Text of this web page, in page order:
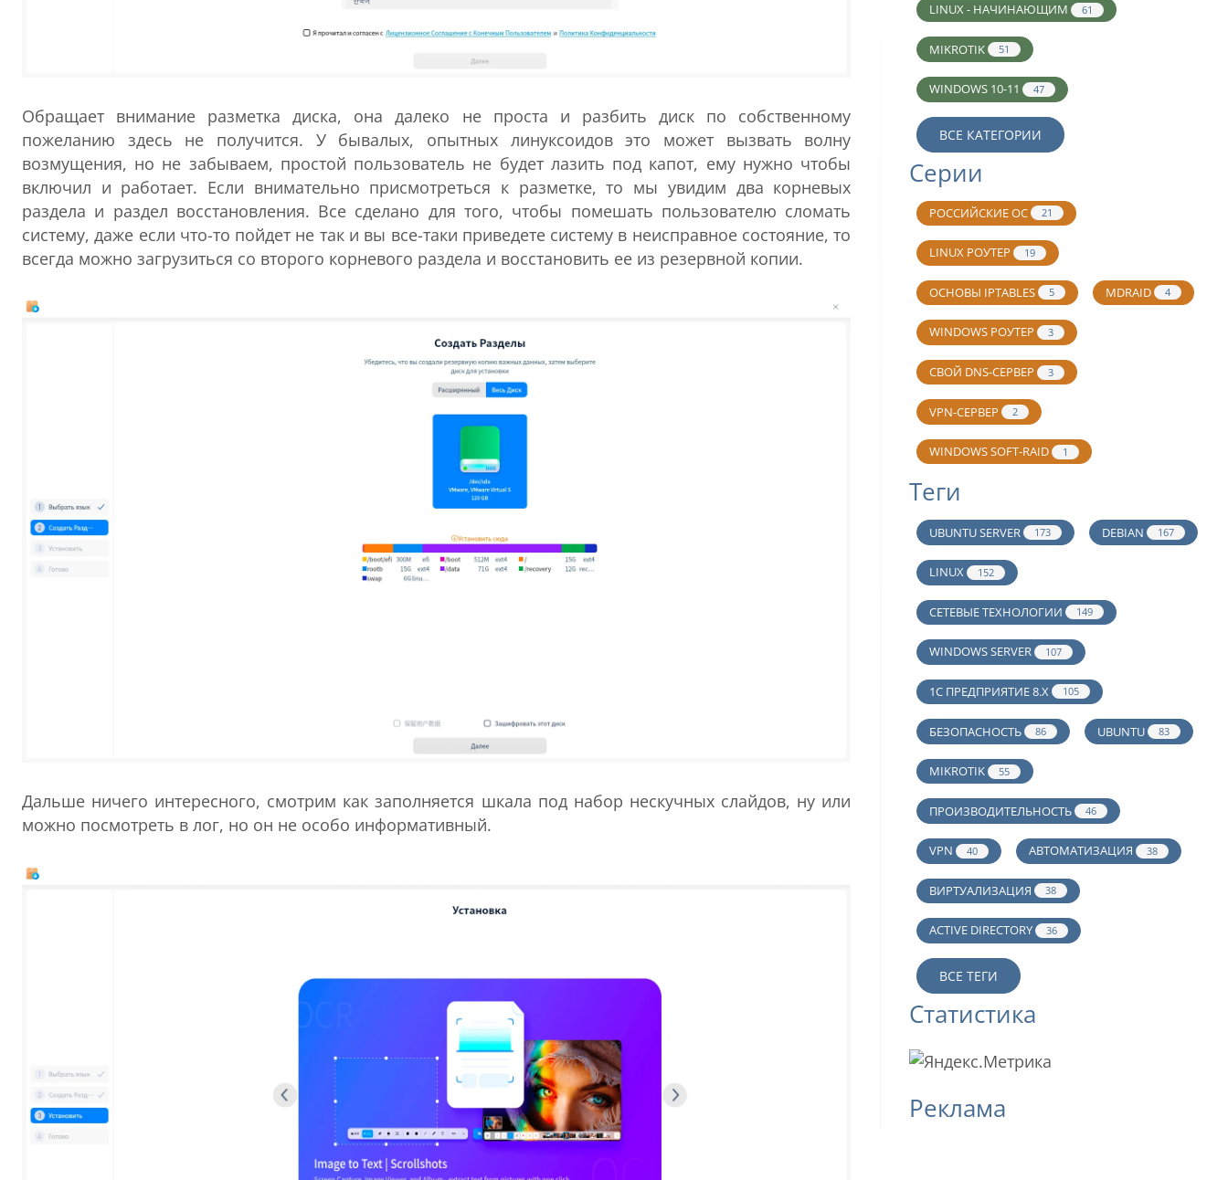
Обращает внимание разметка диска, она далеко не проста и разбить диск по собственному
пожеланию здесь не получится. У бывалых, опытных линуксоидов это может вызвать волну
возмущения, но не забываем, простой пользователь не будет лазить под капот, ему нужно чтобы
включил и работает. Если внимательно присмотреться к разметке, то мы увидим два корневых
раздела и раздел восстановления. Все сделано для того, чтобы помешать пользователю сломать
систему, даже если что-то пойдет не так и вы все-таки приведете систему в неисправное состояние, то
всегда можно загрузиться со второго корневого раздела и восстановить ее из резервной копии.
Дальше ничего интересного, смотрим как заполняется шкала под набор нескучных слайдов, ну или
можно посмотреть в лог, но он не особо информативный.
LINUX - НАЧИНАЮЩИМ 61
MIKROTIK 51
WINDOWS 10-11 47
ВСЕ КАТЕГОРИИ
Серии
РОССИЙСКИЕ ОС 21
LINUX РОУТЕР 19
ОСНОВЫ IPTABLES 5 MDRAID 4
WINDOWS РОУТЕР 3
СВОЙ DNS-СЕРВЕР 3
VPN-СЕРВЕР 2
WINDOWS SOFT-RAID 1
Теги
UBUNTU SERVER 173 DEBIAN 167
LINUX 152
СЕТЕВЫЕ ТЕХНОЛОГИИ 149
WINDOWS SERVER 107
1С ПРЕДПРИЯТИЕ 8.Х 105
БЕЗОПАСНОСТЬ 86 UBUNTU 83
MIKROTIK 55
ПРОИЗВОДИТЕЛЬНОСТЬ 46
VPN 40 АВТОМАТИЗАЦИЯ 38
ВИРТУАЛИЗАЦИЯ 38
ACTIVE DIRECTORY 36
ВСЕ ТЕГИ
Статистика
Реклама